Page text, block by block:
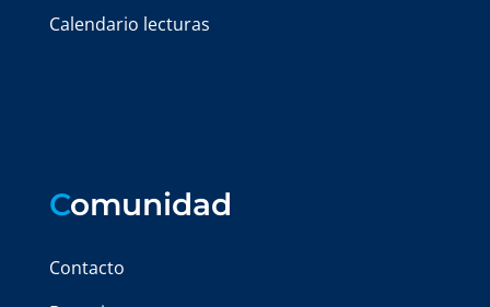
Calendario lecturas
Comunidad
Contacto